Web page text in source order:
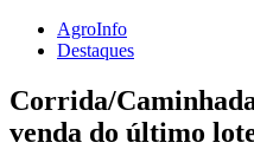
AgroInfo
Destaques
Corrida/
venda do último